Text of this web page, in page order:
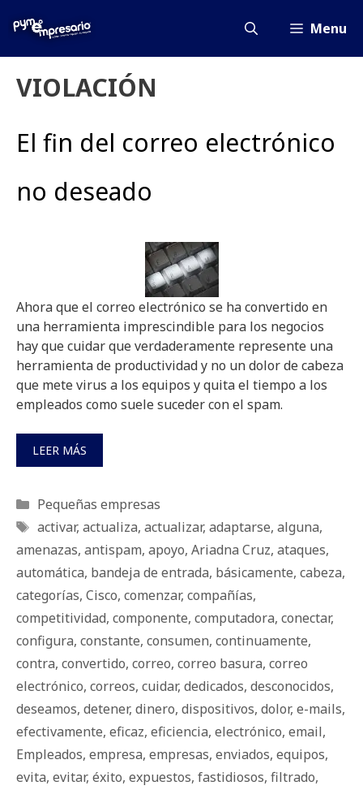
Menu
VIOLACIÓN
El fin del correo electrónico
no deseado
Ahora que el correo electrónico se ha convertido en
una herramienta imprescindible para los negocios
hay que cuidar que verdaderamente represente una
herramienta de productividad y no un dolor de cabeza
que mete virus a los equipos y quita el tiempo a los
empleados como suele suceder con el spam.
LEER MÁS
Categorías
Pequeñas empresas
Etiquetas
activar, actualiza, actualizar, adaptarse, alguna,
amenazas, antispam, apoyo, Ariadna Cruz, ataques,
automática, bandeja de entrada, básicamente, cabeza,
categorías, Cisco, comenzar, compañías,
competitividad, componente, computadora, conectar,
configura, constante, consumen, continuamente,
contra, convertido, correo, correo basura, correo
electrónico, correos, cuidar, dedicados, desconocidos,
deseamos, detener, dinero, dispositivos, dolor, e-mails,
efectivamente, eficaz, eficiencia, electrónico, email,
Empleados, empresa, empresas, enviados, equipos,
evita, evitar, éxito, expuestos, fastidiosos, filtrado,